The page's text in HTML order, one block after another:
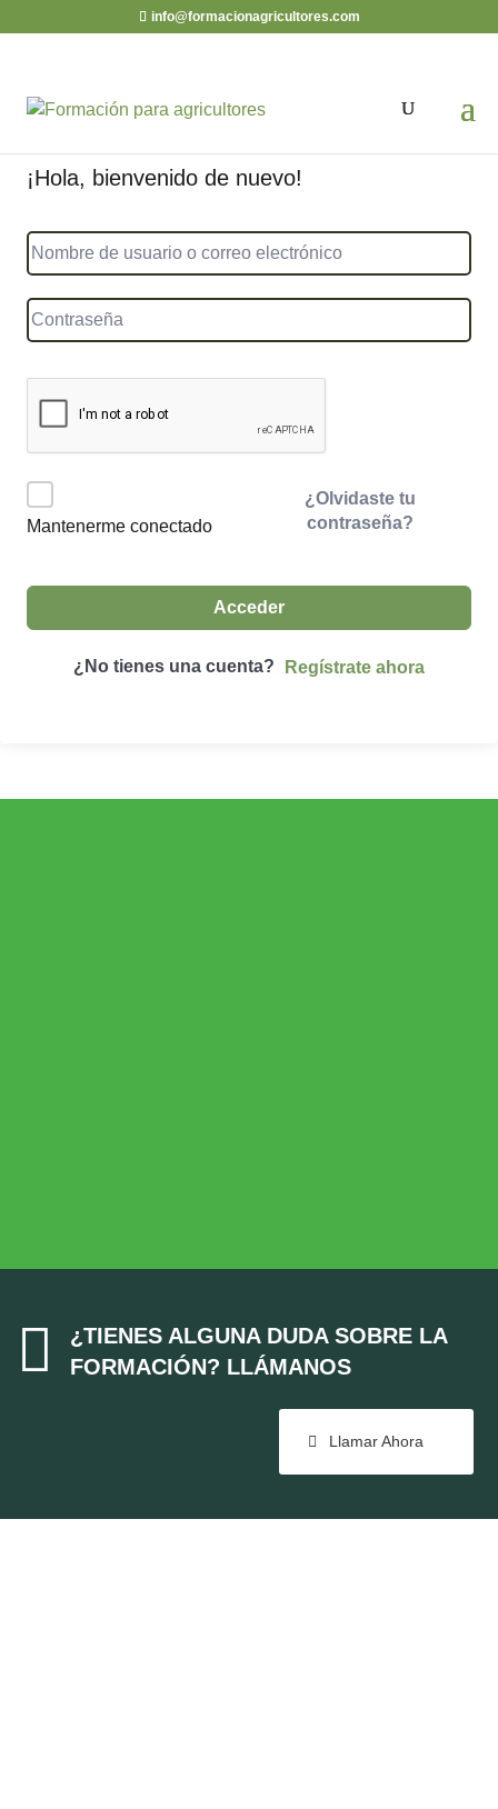
info@formacionagricultores.com
¡Hola, bienvenido de nuevo!
Mantenerme conectado
¿Olvidaste tu
contraseña?
Acceder
¿No tienes una cuenta? Regístrate ahora

¿TIENES ALGUNA DUDA SOBRE LA
FORMACIÓN? LLÁMANOS
Llamar Ahora